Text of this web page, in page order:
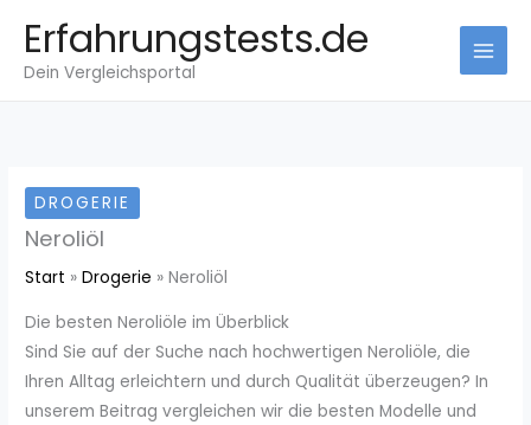
Inhalt
springen
Erfahrungstests.de
Dein Vergleichsportal
DROGERIE
Neroliöl
Start Drogerie Neroliöl
Die besten Neroliöle im Überblick
Sind Sie auf der Suche nach hochwertigen Neroliöle, die
Ihren Alltag erleichtern und durch Qualität überzeugen? In
unserem Beitrag vergleichen wir die besten Modelle und